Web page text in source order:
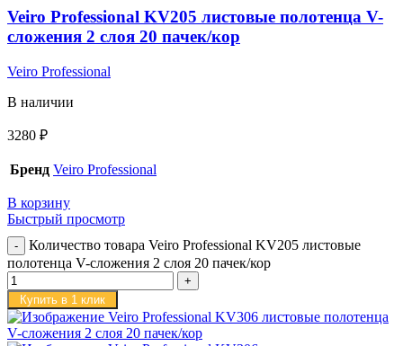
Veiro Professional KV205 листовые полотенца V-
сложения 2 слоя 20 пачек/кор
Veiro Professional
В наличии
3280 ₽
Бренд Veiro Professional
В корзину
Быстрый просмотр
Количество товара Veiro Professional KV205 листовые
полотенца V-сложения 2 слоя 20 пачек/кор
Купить в 1 клик